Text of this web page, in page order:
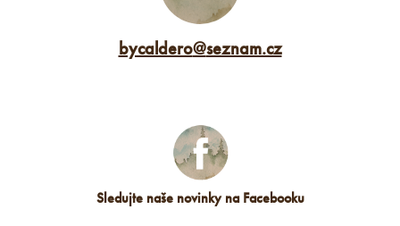
bycaldero@seznam.cz
Sledujte naše novinky na Facebooku